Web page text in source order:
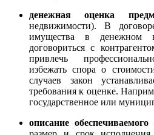
денежная оценка
недвижимости). В
имущества в денежном
договориться с
привлечь
избежать спора о
случаев закон
требования к оценке.
государственное или
описание обеспечиваемого